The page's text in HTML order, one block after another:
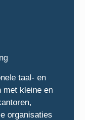
taal- en
met kleine en
organisaties